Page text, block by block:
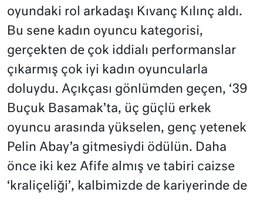
oyundaki rol arkadaşı Kıvanç Kılınç aldı.
Bu sene kadın oyuncu kategorisi,
gerçekten de çok iddialı performanslar
çıkarmış çok iyi kadın oyuncularla
doluydu. Açıkçası gönlümden geçen, ‘39
Buçuk Basamak’ta, üç güçlü erkek
oyuncu arasında yükselen, genç yetenek
Pelin Abay’a gitmesiydi ödülün. Daha
önce iki kez Afife almış ve tabiri caizse
‘kraliçeliği’, kalbimizde de kariyerinde de